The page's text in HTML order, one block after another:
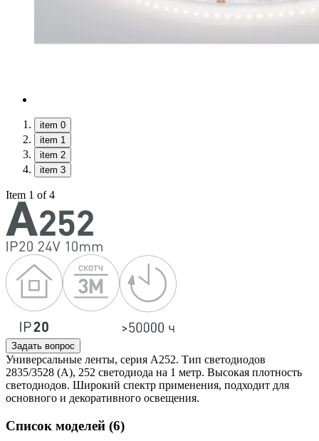
item 0
item 1
item 2
item 3
Item 1 of 4
Задать вопрос
Универсальные ленты, серия А252. Тип светодиодов
2835/3528 (А), 252 светодиода на 1 метр. Высокая плотность
светодиодов. Широкий спектр применения, подходит для
основного и декоративного освещения.
Список моделей (6)